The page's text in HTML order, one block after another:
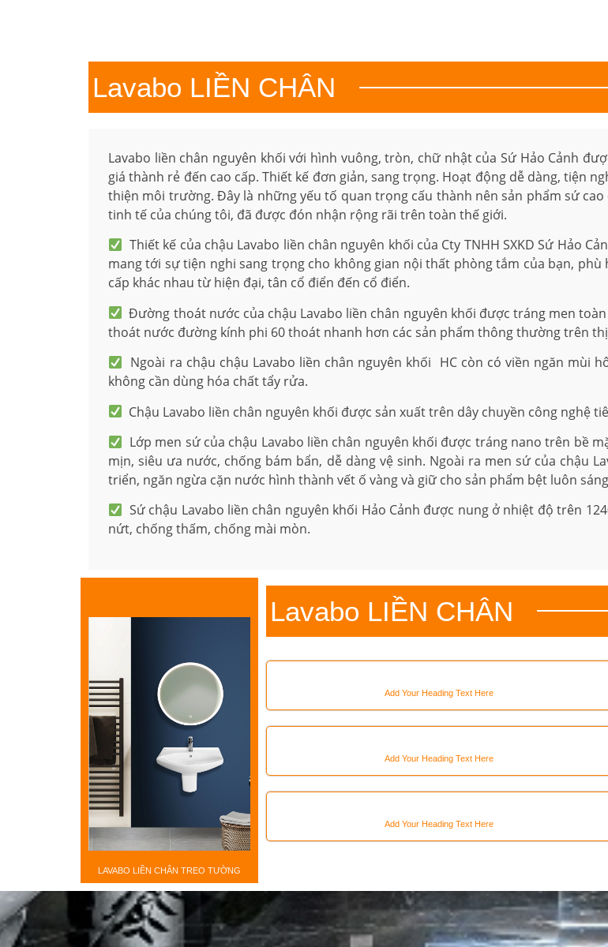
Lavabo LIỀN CHÂN
Lavabo liền chân nguyên khối với hình vuông, tròn, chữ nhật của Sứ Hảo Cảnh
giá thành rẻ đến cao cấp. Thiết kế đơn giản, sang trọng. Hoạt động dễ dàng, tiện
thiện môi trường. Đây là những yếu tố quan trọng cấu thành nên sản phẩm sứ
tinh tế của chúng tôi, đã được đón nhận rộng rãi trên toàn thế giới.
Thiết kế của chậu Lavabo liền chân nguyên khối của Cty TNHH SXKD Sứ Hảo
mang tới sự tiện nghi sang trọng cho không gian nội thất phòng tắm của bạn,
cấp khác nhau từ hiện đại, tân cổ điển đến cổ điển.
Đường thoát nước của chậu Lavabo liền chân nguyên khối được tráng men
thoát nước đường kính phi 60 thoát nhanh hơn các sản phẩm thông thường trên
Ngoài ra chậu chậu Lavabo liền chân nguyên khối HC còn có viền ngăn mùi
không cần dùng hóa chất tẩy rửa.
Chậu Lavabo liền chân nguyên khối được sản xuất trên dây chuyền công nghệ
Lớp men sứ của chậu Lavabo liền chân nguyên khối được tráng nano trên bề
mịn, siêu ưa nước, chống bám bẩn, dễ dàng vệ sinh. Ngoài ra men sứ của chậu
triển, ngăn ngừa cặn nước hình thành vết ố vàng và giữ cho sản phẩm bệt luôn
Sứ chậu Lavabo liền chân nguyên khối Hảo Cảnh được nung ở nhiệt độ trên
nứt, chống thấm, chống mài mòn.
LAVABO LIỀN CHÂN TREO TƯỜNG
Lavabo LIỀN CHÂN
Add Your Heading Text Here
Add Your Heading Text Here
Add Your Heading Text Here